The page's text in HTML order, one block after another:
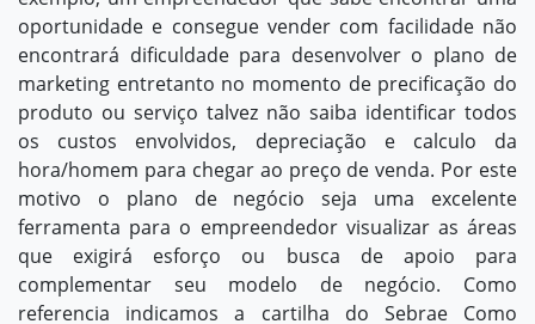
oportunidade e consegue vender com facilidade não
encontrará dificuldade para desenvolver o plano de
marketing entretanto no momento de precificação do
produto ou serviço talvez não saiba identificar todos
os custos envolvidos, depreciação e calculo da
hora/homem para chegar ao preço de venda. Por este
motivo o plano de negócio seja uma excelente
ferramenta para o empreendedor visualizar as áreas
que exigirá esforço ou busca de apoio para
complementar seu modelo de negócio. Como
referencia indicamos a cartilha do Sebrae Como